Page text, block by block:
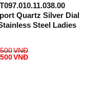
Quartz Silver Dial
Steel Ladies
VNĐ
VNĐ